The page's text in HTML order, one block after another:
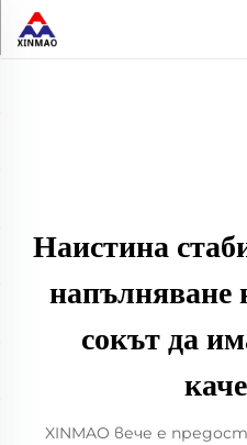
Наистина
напълняване
сокът да
XINMAO вече е